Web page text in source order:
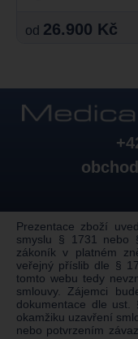
od 26.900 Kč
Prezentace zboží
smyslu § 1731 nebo
zákoník v platném
veřejný příslib dle §
tomto webu tedy
smlouvy. Zájemci
dokumentace dle
okamžiku uzavření
nebo potvrzením